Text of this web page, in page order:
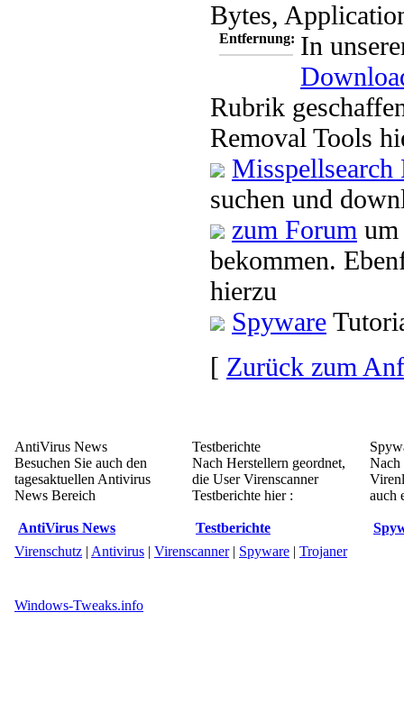
Bytes,
Entfernung: In
Rubrik
Removal Tools
Misspellsearch
suchen und
zum Forum
bekommen.
hierzu
Spyware
[ Zurück zum
AntiVirus News
Besuchen Sie auch den
tagesaktuellen Antivirus
News Bereich
AntiVirus News
Testberichte
Nach Herstellern geordnet,
die User Virenscanner
Testberichte hier :
Testberichte
Nach
auch
Virenschutz | Antivirus | Virenscanner| Spyware | Trojaner
Windows-Tweaks.info